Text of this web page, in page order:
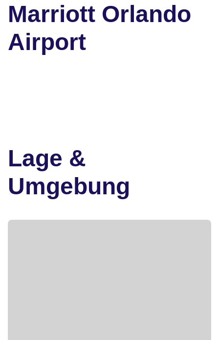
Marriott Orlando
Airport
Lage &
Umgebung